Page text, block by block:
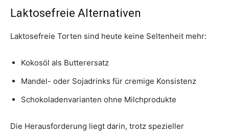
Laktosefreie Alternativen
Laktosefreie Torten sind heute keine Seltenheit mehr:
Kokosöl als Butterersatz
Mandel- oder Sojadrinks für cremige Konsistenz
Schokoladenvarianten ohne Milchprodukte
Die Herausforderung liegt darin, trotz spezieller